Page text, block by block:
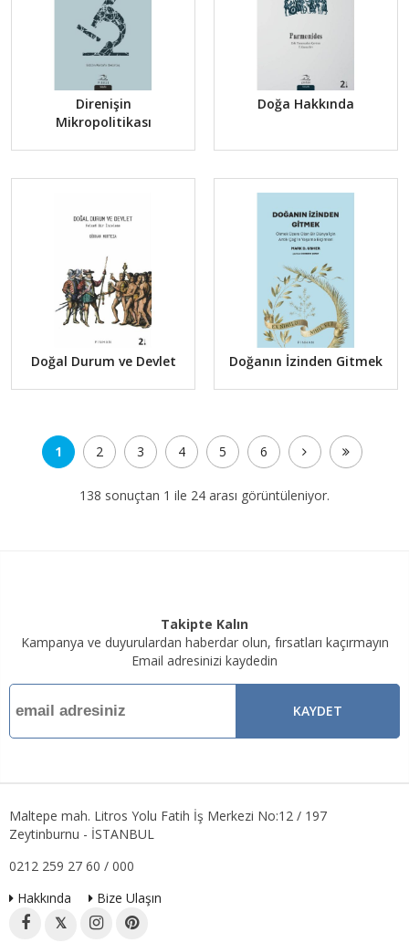
Direnişin
Mikropolitikası
Doğa Hakkında
Doğal Durum ve Devlet Doğanın İzinden Gitmek
1 2 3 4 5 6
138 sonuçtan 1 ile 24 arası görüntüleniyor.
Takipte Kalın
Kampanya ve duyurulardan haberdar olun, fırsatları kaçırmayın
Email adresinizi kaydedin
KAYDET
Maltepe mah. Litros Yolu Fatih İş Merkezi No:12 / 197
Zeytinburnu - İSTANBUL
0212 259 27 60 / 000
Hakkında
Bize Ulaşın
𝕏